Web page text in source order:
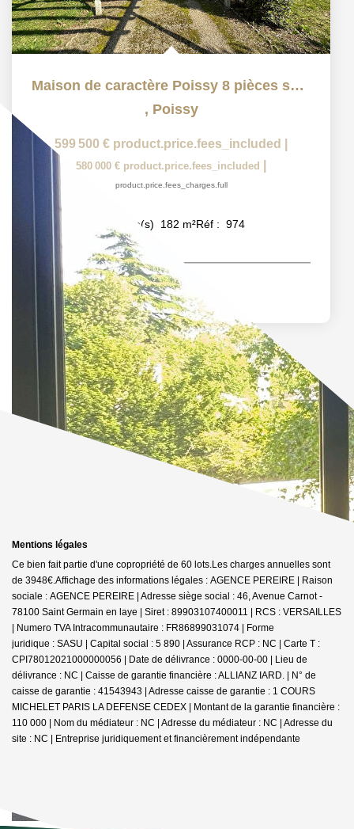
Maison de caractère Poissy 8 pièces sur 1600m² de terrain
, Poissy
599 500 € product.price.fees_included
580 000 € product.price.fees_included
product.price.fees_charges.full
pièce(s) 182 m²Réf : 974
Mentions légales
Ce bien fait partie d'une copropriété de 60 lots.Les charges annuelles sont
de 3948€.Affichage des informations légales : AGENCE PEREIRE | Raison
sociale : AGENCE PEREIRE | Adresse siège social : 46, Avenue Carnot -
78100 Saint Germain en laye | Siret : 89903107400011 | RCS : VERSAILLES
| Numero TVA Intracommunautaire : FR86899031074 | Forme
juridique : SASU | Capital social : 5 890 | Assurance RCP : NC | Carte T :
CPI78012021000000056 | Date de délivrance : 0000-00-00 | Lieu de
délivrance : NC | Caisse de garantie financière : ALLIANZ IARD. | N° de
caisse de garantie : 41543943 | Adresse caisse de garantie : 1 COURS
MICHELET PARIS LA DEFENSE CEDEX | Montant de la garantie financière :
110 000 | Nom du médiateur : NC | Adresse du médiateur : NC | Adresse du
site : NC | Entreprise juridiquement et financièrement indépendante